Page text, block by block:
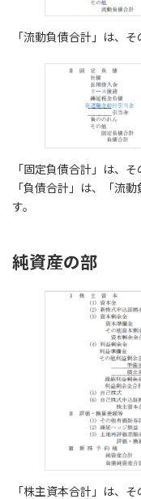
「流動負債合計」は、
「固定負債合計」は、
「負債合計」は、「流
す。
純資産の部
「株主資本合計」は、